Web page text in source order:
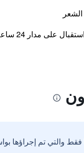
على مدار 24 ساعة
والتي تم إجراؤها